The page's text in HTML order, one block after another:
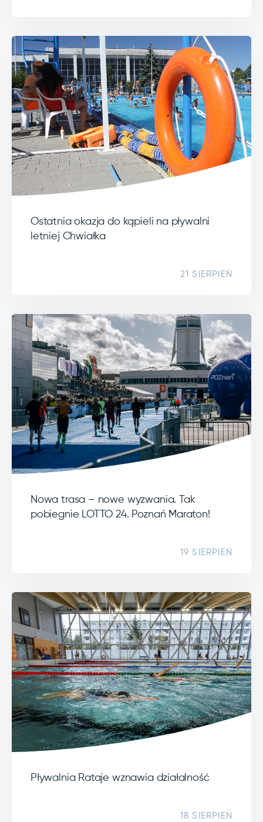
Ostatnia okazja do kąpieli na pływalni
letniej Chwiałka
21 SIERPIEŃ
Nowa trasa – nowe wyzwania. Tak
pobiegnie LOTTO 24. Poznań Maraton!
19 SIERPIEŃ
Pływalnia Rataje wznawia działalność
18 SIERPIEŃ